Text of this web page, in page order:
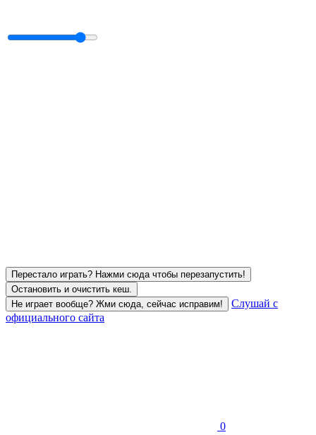
Перестало играть? Нажми сюда чтобы перезапустить!
Остановить и очистить кеш.
Не играет вообще? Жми сюда, сейчас исправим!
Слушай с
официального сайта
0